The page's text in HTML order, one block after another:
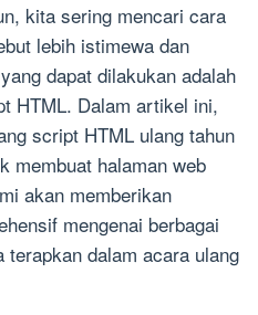
kita sering mencari cara
lebih istimewa dan
dapat dilakukan adalah
HTML. Dalam artikel ini,
script HTML ulang tahun
membuat halaman web
akan memberikan
mengenai berbagai
dalam acara ulang